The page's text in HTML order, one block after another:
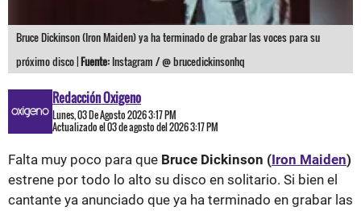
Bruce Dickinson (Iron Maiden) ya ha terminado de grabar las voces para su
próximo disco |Fuente: Instagram / @ brucedickinsonhq
Redacción Oxigeno
Lunes, 03 De Agosto 2026 3:17 PM
Actualizado el 03 de agosto del 2026 3:17 PM
Falta muy poco para que Bruce Dickinson (Iron Maiden)
estrene por todo lo alto su disco en solitario. Si bien el
cantante ya anunciado que ya ha terminado en grabar las